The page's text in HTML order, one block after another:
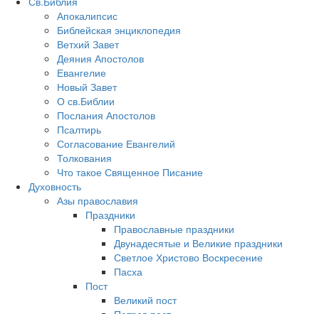
Апокалипсис
Библейская энциклопедия
Ветхий Завет
Деяния Апостолов
Евангелие
Новый Завет
О св.Библии
Послания Апостолов
Псалтирь
Согласование Евангелий
Толкования
Что такое Священное Писание
Духовность
Азы православия
Праздники
Православные праздники
Двунадесятые и Великие праздники
Светлое Христово Воскресение
Пасха
Пост
Великий пост